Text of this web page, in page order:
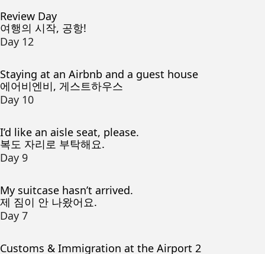
Review Day
여행의 시작, 공항!
Day 12
Staying at an Airbnb and a guest house
에어비엔비, 게스트하우스
Day 10
I’d like an aisle seat, please.
복도 자리로 부탁해요.
Day 9
My suitcase hasn’t arrived.
제 짐이 안 나왔어요.
Day 7
Customs & Immigration at the Airport 2